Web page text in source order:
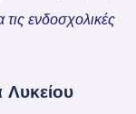
τις ενδοσχολικές
Λυκείου